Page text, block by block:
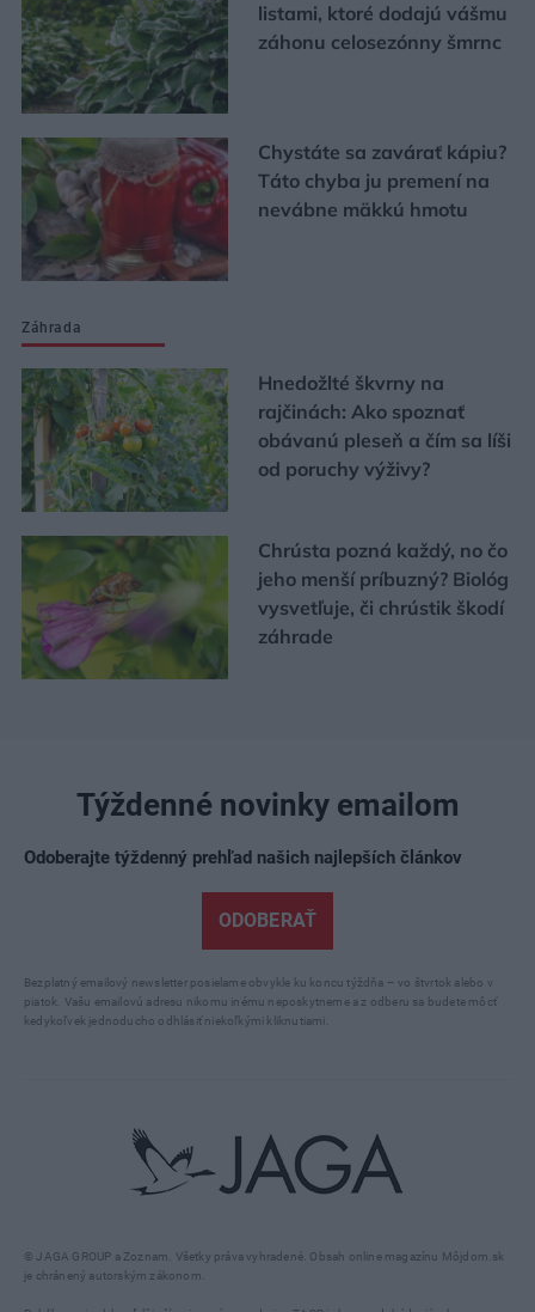
listami, ktoré dodajú vášmu
záhonu celosezónny šmrnc
Chystáte sa zavárať kápiu?
Táto chyba ju premení na
nevábne mäkkú hmotu
Záhrada
Hnedožlté škvrny na
rajčinách: Ako spoznať
obávanú pleseň a čím sa líši
od poruchy výživy?
Chrústa pozná každý, no čo
jeho menší príbuzný? Biológ
vysvetľuje, či chrústik škodí
záhrade
© JAGA GROUP a Zoznam. Všetky práva vyhradené. Obsah online magazínu Môjdom.sk
je chránený autorským zákonom.
Týždenné novinky emailom
Odoberajte týždenný prehľad našich najlepších článkov
ODOBERAŤ
Bezplatný emailový newsletter posielame obvykle ku koncu týždňa – vo štvrtok alebo v
piatok. Vašu emailovú adresu nikomu inému neposkytneme a z odberu sa budete môcť
kedykoľvek jednoducho odhlásiť niekoľkými kliknutiami.